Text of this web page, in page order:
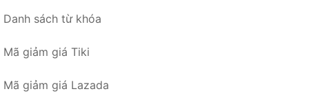
Danh sách từ khóa
Mã giảm giá Tiki
Mã giảm giá Lazada